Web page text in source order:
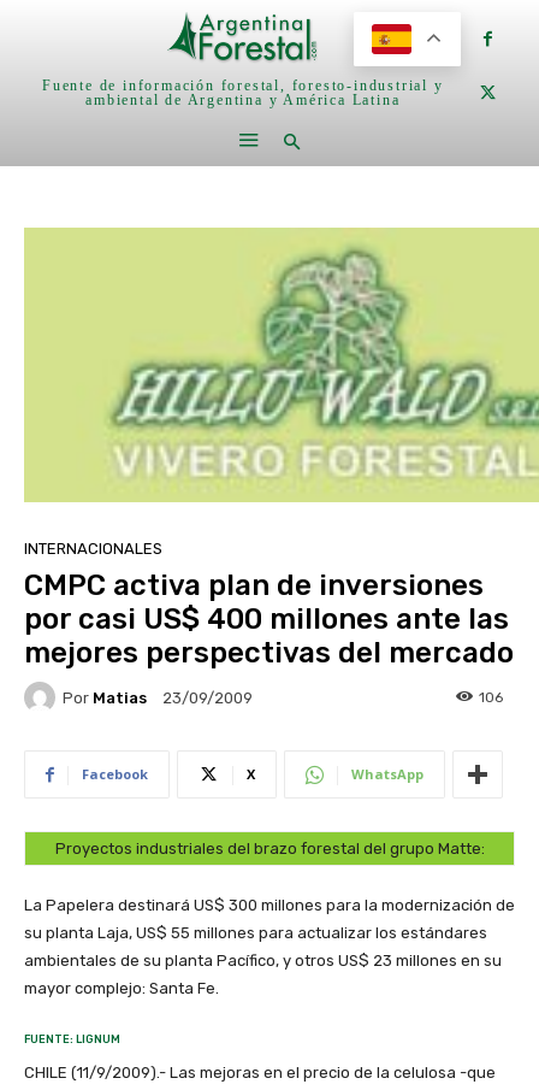
Fuente de información forestal, foresto-industrial y
ambiental de Argentina y América Latina
INTERNACIONALES
CMPC activa plan de inversiones
por casi US$ 400 millones ante las
mejores perspectivas del mercado
Por Matias 23/09/2009 106
Facebook X WhatsApp
Proyectos industriales del brazo forestal del grupo Matte:
La Papelera destinará US$ 300 millones para la modernización de
su planta Laja, US$ 55 millones para actualizar los estándares
ambientales de su planta Pacífico, y otros US$ 23 millones en su
mayor complejo: Santa Fe.
FUENTE: LIGNUM
CHILE (11/9/2009).- Las mejoras en el precio de la celulosa -que